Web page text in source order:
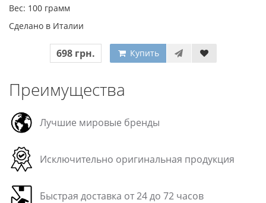
Вес: 100 грамм
Сделано в Италии
698 грн. Купить
Преимущества
Лучшие мировые бренды
Исключительно оригинальная продукция
Быстрая доставка от 24 до 72 часов